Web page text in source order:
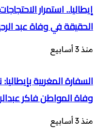
إيطاليا.. استمرار
الحقيقة في وفاة عبد
منذ 3 أسابيع
السفارة المغربية
وفاة المواطن فاكر
منذ 3 أسابيع